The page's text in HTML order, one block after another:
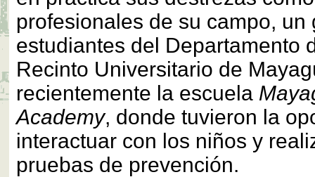
profesionales de su campo, un
estudiantes del Departamento
Recinto Universitario de
recientemente la escuela
Academy, donde tuvieron la
interactuar con los niños y
pruebas de prevención.